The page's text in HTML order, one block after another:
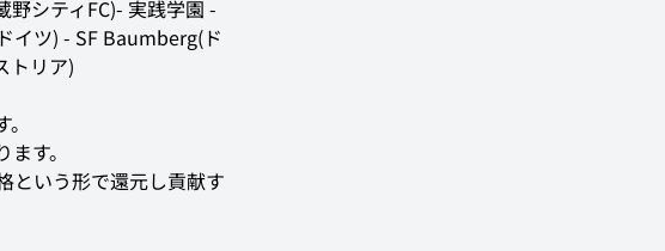
野シティFC)- 実践学園 -
イツ) - SF Baumberg(ド
トリア)
す。
という形で還元し貢献す